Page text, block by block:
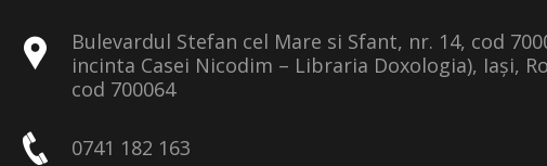
Bulevardul Stefan cel Mare si Sfant, nr. 14, cod
incinta Casei Nicodim – Libraria Doxologia), Iași,
cod 700064
0741 182 163